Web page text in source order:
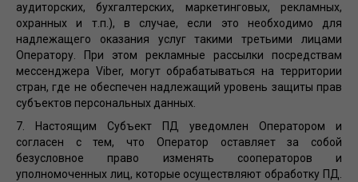
аудиторских, бухгалтерских, маркетинговых, рекламных,
охранных и т.п.), в случае, если это необходимо для
надлежащего оказания услуг такими третьими лицами
Оператору. При этом рекламные рассылки посредствам
мессенджера Viber, могут обрабатываться на территории
стран, где не обеспечен надлежащий уровень защиты прав
субъектов персональных данных.
7. Настоящим Субъект ПД уведомлен Оператором и
согласен с тем, что Оператор оставляет за собой
безусловное право изменять сооператоров и
уполномоченных лиц, которые осуществляют обработку ПД.